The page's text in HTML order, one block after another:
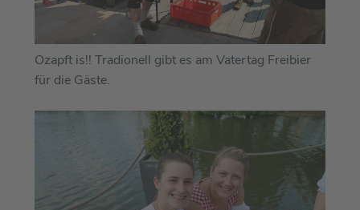
Ozapft is!! Tradionell gibt es am Vatertag Freibier
für die Gäste.